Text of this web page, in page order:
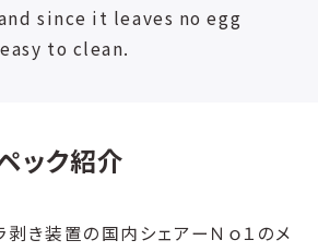
since it leaves no egg
to clean.
ック紹介
剥き装置の国内シェアーＮｏ１のメ